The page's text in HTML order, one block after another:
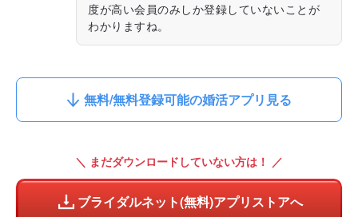
度が高い会員のみしか登録していないことが
わかりますね。
無料/無料登録可能の婚活アプリ見る
＼ まだダウンロードしていない方は！ ／
ブライダルネット(無料)アプリストアへ